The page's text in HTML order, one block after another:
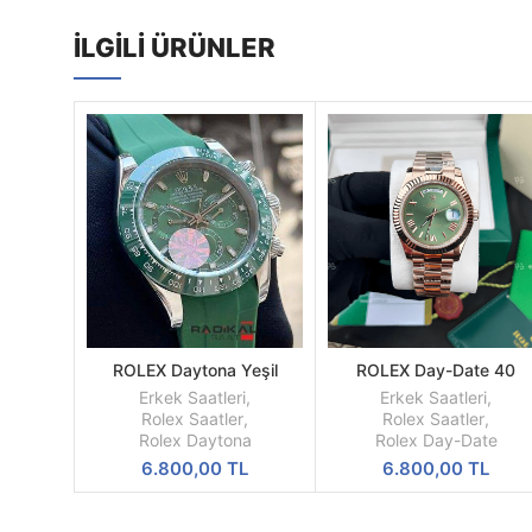
İLGILI ÜRÜNLER
SEPETE
EKLE
ROLEX Daytona Yeşil
Kadran Silikon Kordon
Erkek Saatleri,
Rolex Saatler,
Rolex Daytona
6.800,00TL
SEPETE
EKLE
ROLEX Day-Date 40
Oyster Everose Gold Ref
M228235-0025
Erkek Saatleri,
Rolex Saatler,
Rolex Day-Date
6.800,00TL